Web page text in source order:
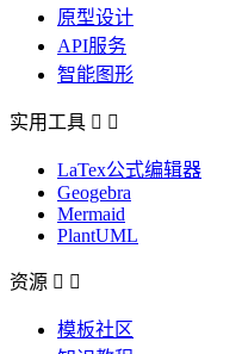
原型设计
API服务
智能图形
实用工具  
LaTex公式编辑器
Geogebra
Mermaid
PlantUML
资源  
模板社区